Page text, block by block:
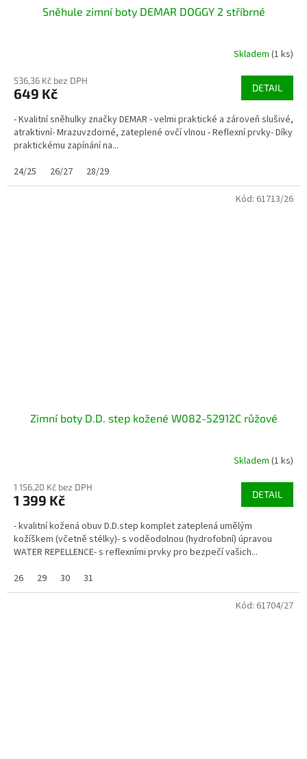
Sněhule zimní boty DEMAR DOGGY 2 stříbrné
Skladem (1 ks)
536,36 Kč bez DPH
649 Kč DETAIL
- Kvalitní sněhulky značky DEMAR - velmi praktické a zároveň slušivé,
atraktivní- Mrazuvzdorné, zateplené ovčí vlnou - Reflexní prvky- Díky
praktickému zapínání na...
24/25
26/27 28/29
Zimní boty D.D. step kožené W082-52912C růžové
Skladem (1 ks)
1 156,20 Kč bez DPH
1 399 Kč DETAIL
- kvalitní kožená obuv D.D.step komplet zateplená umělým
kožíškem (včetně stélky)- s voděodolnou (hydrofobní) úpravou
WATER REPELLENCE- s reflexními prvky pro bezpečí vašich...
26
29 30 31
Kód: 61713/26
Kód: 61704/27